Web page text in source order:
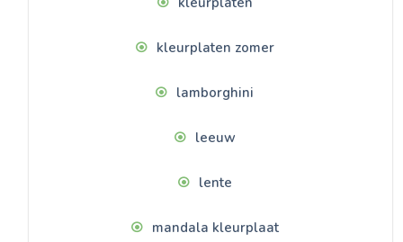
kleurplaten zomer
lamborghini
leeuw
lente
mandala kleurplaat